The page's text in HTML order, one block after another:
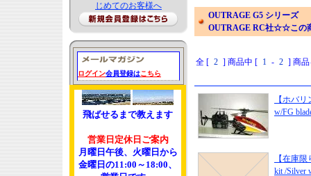
じめてのお客様へ
ログイン会員登録はこちら
飛ばせるまで教えます
営業日定休日ご案内
月曜日午後、火曜日から
金曜日の11:00～18:00、
OUTRAGE G5 シリーズ
OUTRAGE RC社☆☆この
全 [ 2 ] 商品中 [ 1 - 2 ] 商
【ホバ
w/FG
【在庫
kit /Silver